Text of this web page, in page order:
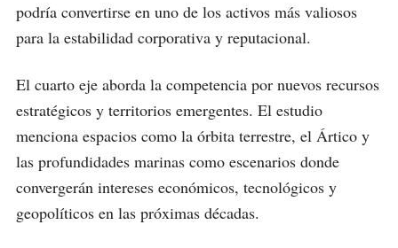
podría convertirse en uno de los activos más valiosos
para la estabilidad corporativa y reputacional.
El cuarto eje aborda la competencia por nuevos recursos
estratégicos y territorios emergentes. El estudio
menciona espacios como la órbita terrestre, el Ártico y
las profundidades marinas como escenarios donde
convergerán intereses económicos, tecnológicos y
geopolíticos en las próximas décadas.